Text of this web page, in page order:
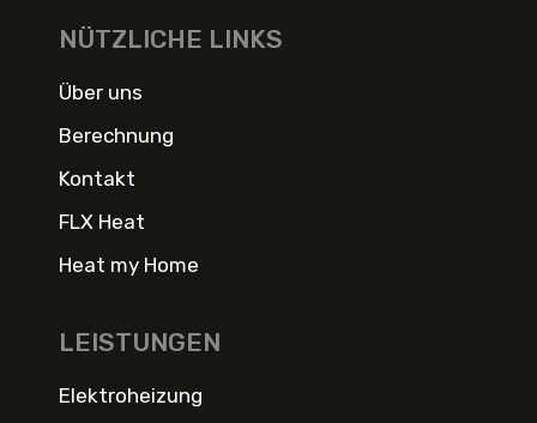
NÜTZLICHE LINKS
Über uns
Berechnung
Kontakt
FLX Heat
Heat my Home
LEISTUNGEN
Elektroheizung